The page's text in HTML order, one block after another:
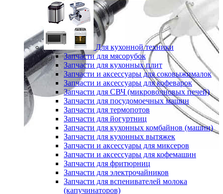
Для кухонной техники
Запчасти для мясорубок
Запчасти для кухонных плит
Запчасти и аксессуары для соковыжималок
Запчасти и аксессуары для кофеварок
Запчасти для СВЧ (микроволновых печей)
Запчасти для посудомоечных машин
Запчасти для термопотов
Запчасти для йогуртниц
Запчасти для кухонных комбайнов (машин)
Запчасти для кухонных вытяжек
Запчасти и аксессуары для миксеров
Запчасти и аксессуары для кофемашин
Запчасти для фритюрниц
Запчасти для электрочайников
Запчасти для вспенивателей молока
(капучинаторов)